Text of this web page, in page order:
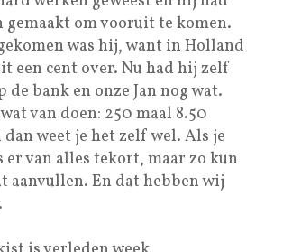
gemaakt om vooruit te komen.
was hij, want in Holland
een cent over. Nu had hij zelf
de bank en onze Jan nog wat.
van doen: 250 maal 8.50
weet je het zelf wel. Als je
van alles tekort, maar zo kun
aanvullen. En dat hebben wij